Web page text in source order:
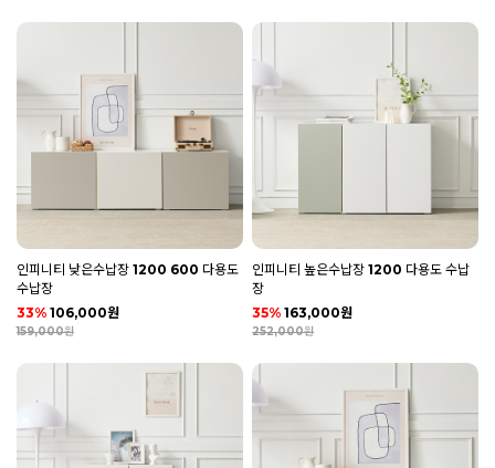
인피니티 낮은수납장 1200 600 다용도
수납장
33% 106,000원
159,000원
인피니티 높은수납장 1200 다용도 수납
장
35% 163,000원
252,000원